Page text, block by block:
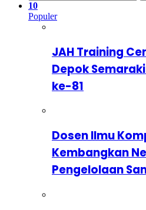
10
Populer
JAH Training
Depok
ke-81
Dosen Ilmu
Kembangkan
Pengelolaan